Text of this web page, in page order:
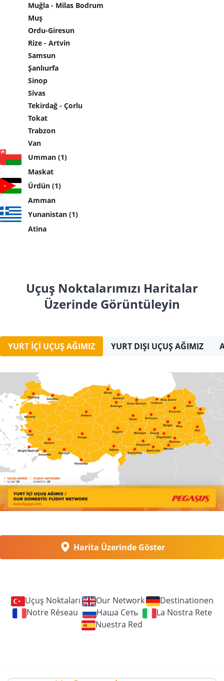
Muğla - Milas Bodrum
Muş
Ordu-Giresun
Rize - Artvin
Samsun
Şanlıurfa
Sinop
Sivas
Tekirdağ - Çorlu
Tokat
Trabzon
Van
Umman (1)
Maskat
Ürdün (1)
Amman
Yunanistan (1)
Atina
Uçuş Noktalarımızı Haritalar
Üzerinde Görüntüleyin
YURT İÇI UÇUŞ AĞIMIZ YURT DIŞI UÇUŞ AĞIMIZ
Harita Üzerinde Göster
Uçuş Noktaları Our Network
Destinationen
Notre Réseau
Наша Сеть
La Nostra Rete
Nuestra Red